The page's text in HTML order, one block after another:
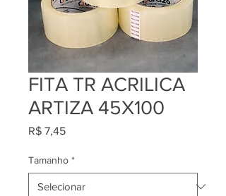
FITA TR ACRILICA
ARTIZA 45X100
R$ 7,45Preço
Tamanho *